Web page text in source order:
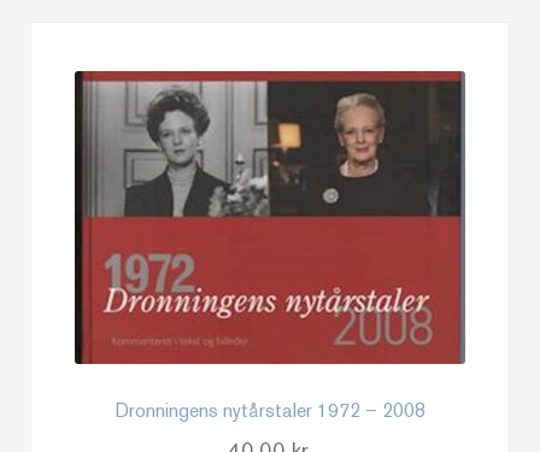
Dronningens nytårstaler 1972 – 2008